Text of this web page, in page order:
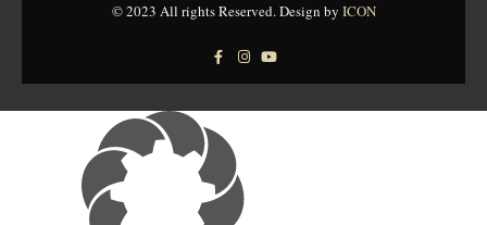
© 2023 All rights Reserved. Design by ICON